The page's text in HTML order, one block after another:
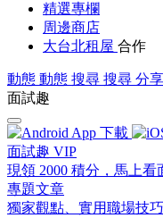
精選專欄
周邊商店
大台北租屋 合作
動態 動態 搜尋 搜尋 分
面試趣
面試趣 VIP
現領 2000 積分，馬上看
專題文章
獨家觀點、實用職場技